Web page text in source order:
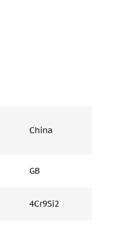
China
GB
4Cr9Si2